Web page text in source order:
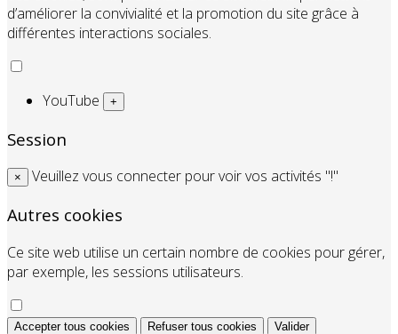
d’améliorer la convivialité et la promotion du site grâce à
différentes interactions sociales.
YouTube +
Session
× Veuillez vous connecter pour voir vos activités "!"
Autres cookies
Ce site web utilise un certain nombre de cookies pour gérer,
par exemple, les sessions utilisateurs.
Accepter tous cookies Refuser tous cookies Valider